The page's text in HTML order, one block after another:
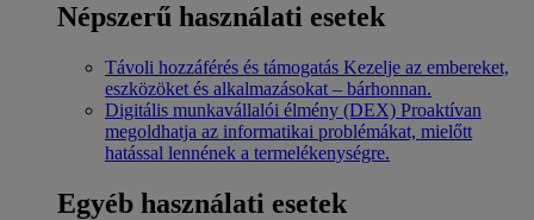
Népszerű használati esetek
Távoli hozzáférés és támogatás Kezelje az embereket,
eszközöket és alkalmazásokat – bárhonnan.
Digitális munkavállalói élmény (DEX) Proaktívan
megoldhatja az informatikai problémákat, mielőtt
hatással lennének a termelékenységre.
Egyéb használati esetek